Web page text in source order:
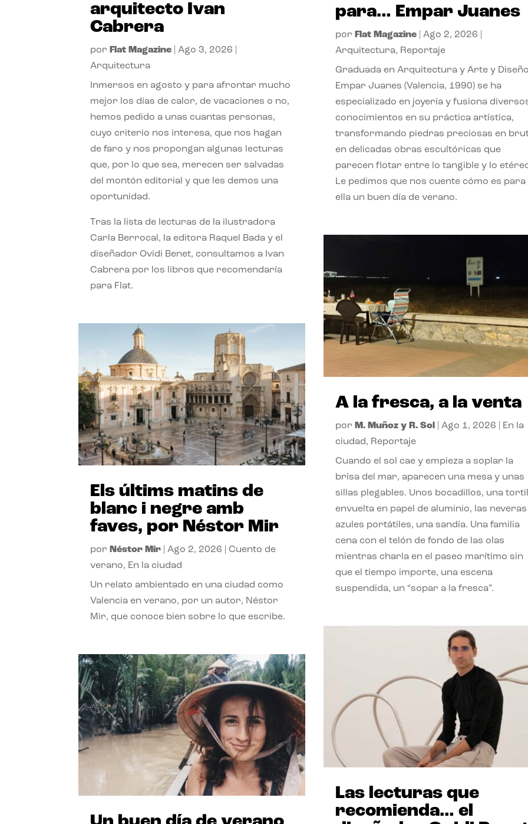
arquitecto Ivan
Cabrera
por Flat Magazine |Ago 3, 2026
Arquitectura
Inmersos en agosto y para afrontar mucho
mejor los días de calor, de vacaciones o no,
hemos pedido a unas cuantas personas,
cuyo criterio nos interesa, que nos hagan
de faro y nos propongan algunas lecturas
que, por lo que sea, merecen ser salvadas
del montón editorial y que les demos una
oportunidad.
Tras la lista de lecturas de la ilustradora
Carla Berrocal, la editora Raquel Bada y el
diseñador Ovidi Benet, consultamos a Ivan
Cabrera por los libros que recomendaría
para Flat.
Els últims matins de
blanc i negre amb
faves, por Néstor Mir
por Néstor Mir |Ago 2, 2026 |Cuento de
verano, En la ciudad
Un relato ambientado en una ciudad como
Valencia en verano, por un autor, Néstor
Mir, que conoce bien sobre lo que escribe.
para… Empar Juanes
por Flat Magazine| Ago 2, 2026
Arquitectura, Reportaje
Graduada en Arquitectura y Arte y
Empar Juanes (Valencia, 1990) se ha
especializado en joyería y fusiona
conocimientos en su práctica artística,
transformando piedras preciosas en
en delicadas obras escultóricas que
parecen flotar entre lo tangible y lo
Le pedimos que nos cuente cómo es para
ella un buen día de verano.
A la fresca, a la venta
por M. Muñoz y R. Sol Ago 1, 2026
En la
ciudad, Reportaje
Cuando el sol cae y empieza a soplar la
brisa del mar, aparecen una mesa y unas
sillas plegables. Unos bocadillos, una
envuelta en papel de aluminio, las neveras
azules portátiles, una sandía. Una familia
cena con el telón de fondo de las olas
mientras charla en el paseo marítimo sin
que el tiempo importe, una escena
suspendida, un “sopar a la fresca”.
Las lecturas que
recomienda… el